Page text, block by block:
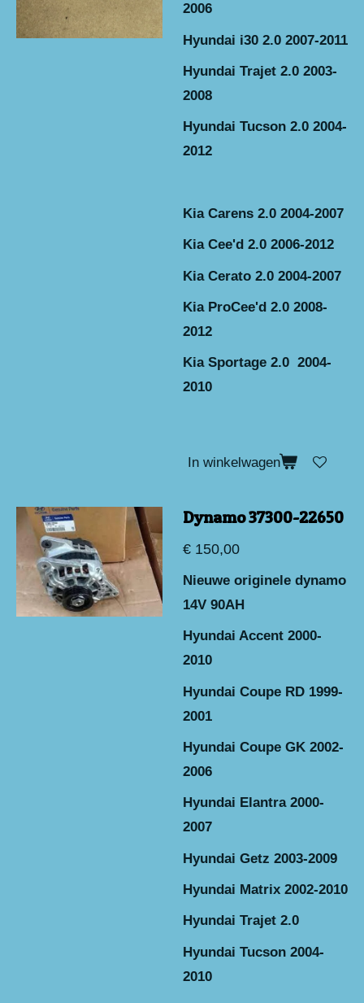
2006
Hyundai i30 2.0 2007-2011
Hyundai Trajet 2.0 2003-
2008
Hyundai Tucson 2.0 2004-
2012
Kia Carens 2.0 2004-2007
Kia Cee'd 2.0 2006-2012
Kia Cerato 2.0 2004-2007
Kia ProCee'd 2.0 2008-
2012
Kia Sportage 2.0 2004-
2010
In winkelwagen
Dynamo 37300-22650
€ 150,00
Nieuwe originele dynamo
14V 90AH
Hyundai Accent 2000-
2010
Hyundai Coupe RD 1999-
2001
Hyundai Coupe GK 2002-
2006
Hyundai Elantra 2000-
2007
Hyundai Getz 2003-2009
Hyundai Matrix 2002-2010
Hyundai Trajet 2.0
Hyundai Tucson 2004-
2010